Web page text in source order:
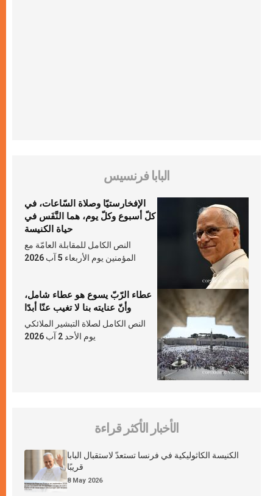
البابا فرنسيس
الإفخارستيّا وصلاة السّاعات، في
كلّ أسبوع وكلّ يوم، هما النَّفَس في
حياة الكنيسة
النص الكامل للمقابلة العامّة مع
المؤمنين يوم الأربعاء 5 آب 2026
عطاء الرّبّ يسوع هو عطاء شامل،
وأنّ عنايته بنا لا تغيب عنّا أبدًا
النص الكامل لصلاة التبشير الملائكي
يوم الأحد 2 آب 2026
الأخبار الأكثر قراءة
الكنيسة الكاثوليكية في فرنسا تستعدّ لاستقبال البابا
قريبًا
8 May 2026